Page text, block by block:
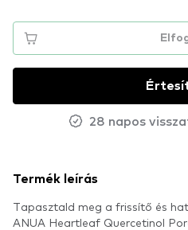
28 napos
Termék leírás
Tapasztald meg a frissítő és
ANUA Heartleaf Quercetinol